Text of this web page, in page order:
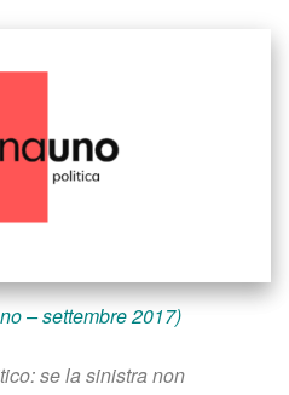
– settembre 2017)
se la sinistra non